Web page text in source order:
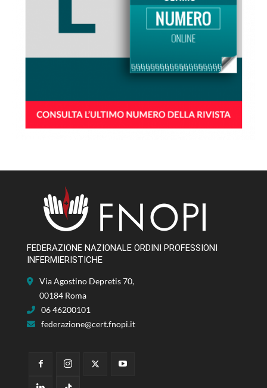
FEDERAZIONE NAZIONALE ORDINI PROFESSIONI
INFERMIERISTICHE
Via Agostino Depretis 70,
00184 Roma
06 46200101
federazione@cert.fnopi.it